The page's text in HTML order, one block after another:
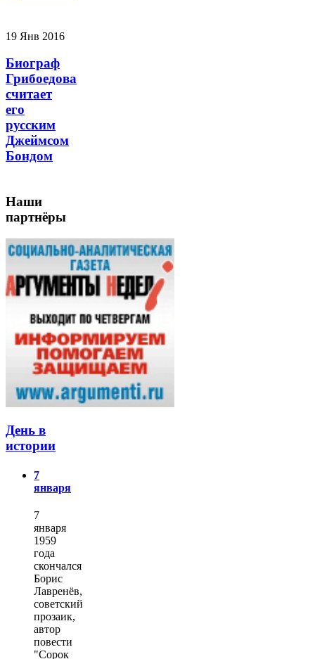
19 Янв 2016
Биограф
Грибоедова
считает
его
русским
Джеймсом
Бондом
Наши
партнёры
День в
истории
7
января
7
января
1959
года
скончался
Борис
Лавренёв,
советский
прозаик,
автор
повести
"Сорок